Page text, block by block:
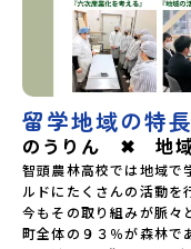
留学地域の特長
のうりん ✖ 地
智頭農林高校では地域で
ルドにたくさんの活動を
今もその取り組みが脈々
町全体の９３％が森林で